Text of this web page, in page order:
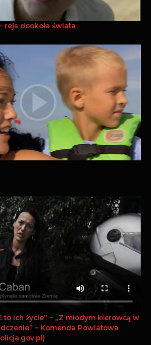
rejs dookoła świata
to ich życie” – „Z młodym kierowcą w
– Komenda Powiatowa